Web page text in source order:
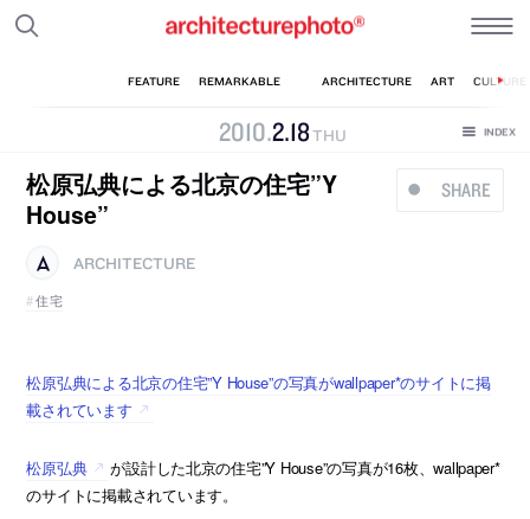
2010.2.18 THU
SHARE
松原弘典による北京の住宅”Y
House”
ARCHITECTURE
住宅
松原弘典による北京の住宅”Y House”の写真がwallpaper*のサイトに掲
載されています
松原弘典
が設計した北京の住宅”Y House”の写真が16枚、wallpaper*
のサイトに掲載されています。